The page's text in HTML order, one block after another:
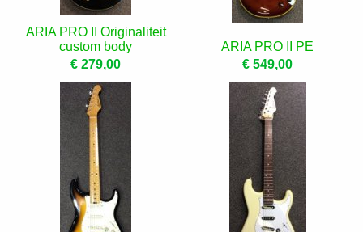
ARIA PRO II Originaliteit
custom body
€ 279,00
ARIA PRO II PE
€ 549,00